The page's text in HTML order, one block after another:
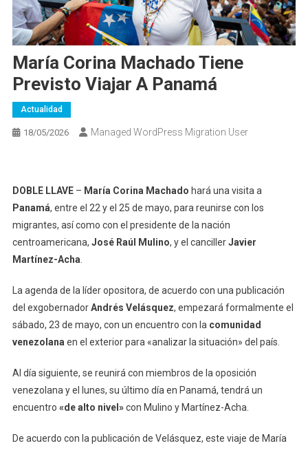
María Corina Machado Tiene
Previsto Viajar A Panamá
Actualidad
18/05/2026 Managed WordPress Migration User
DOBLE LLAVE– María Corina Machado hará una visita a
Panamá, entre el 22 y el 25 de mayo, para reunirse con los
migrantes, así como con el presidente de la nación
centroamericana, José Raúl Mulino, y el cancillerJavier
Martínez-Acha.
La agenda de la líder opositora, de acuerdo con una publicación
del exgobernadorAndrés Velásquez, empezará formalmente el
sábado, 23 de mayo, con un encuentro con la comunidad
venezolanaen el exterior para «analizar la situación» del país.
Al día siguiente, se reunirá con miembros de la oposición
venezolana y el lunes, su último día en Panamá, tendrá un
encuentro «de alto nivel»con Mulino y Martínez-Acha.
De acuerdo con la publicación de Velásquez, este viaje de María